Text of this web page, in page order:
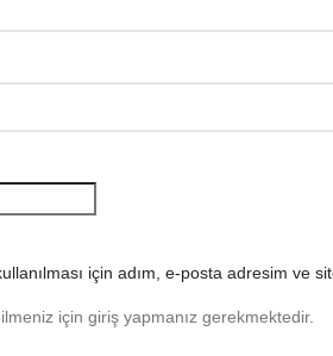
için adım, e-posta adresim ve
için giriş yapmanız gerekmektedir.